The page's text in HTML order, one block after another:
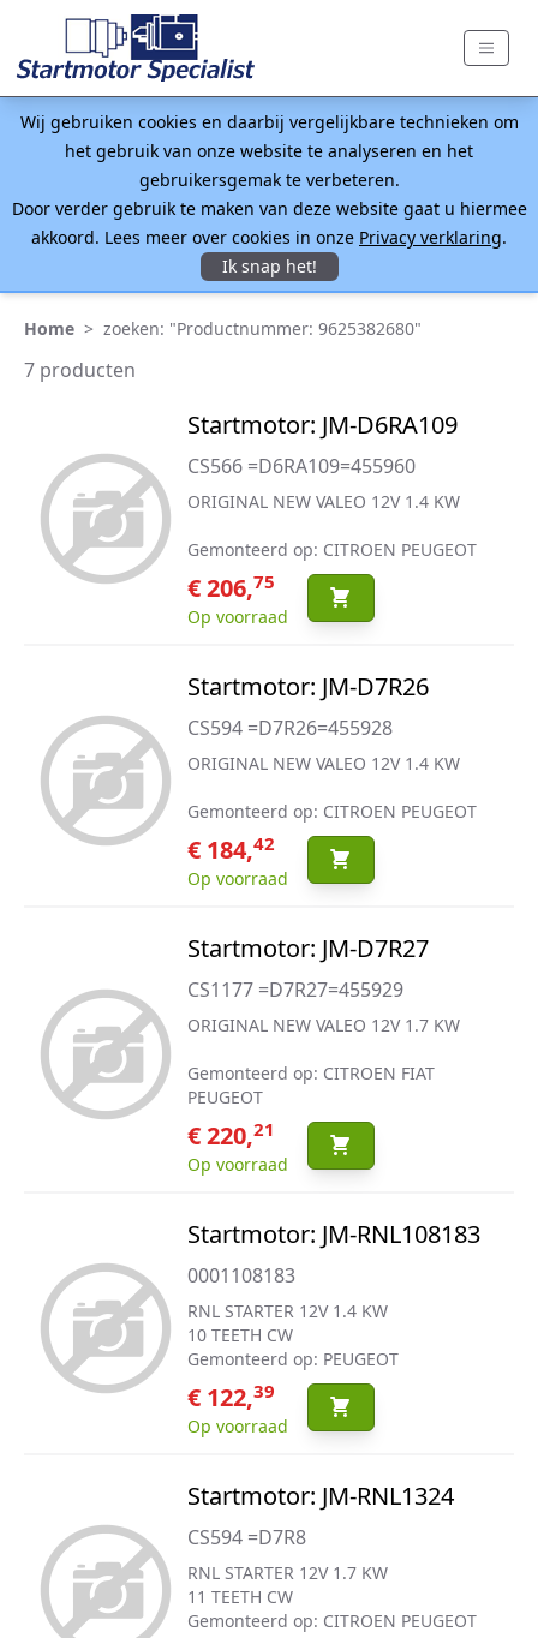
Wij gebruiken cookies en daarbij vergelijkbare technieken om
het gebruik van onze website te analyseren en het
gebruikersgemak te verbeteren.
Door verder gebruik te maken van deze website gaat u hiermee
akkoord. Lees meer over cookies in onze Privacy verklaring.
Ik snap het!
Home > zoeken: "Productnummer: 9625382680"
7 producten
Startmotor: JM-D6RA109
CS566 =D6RA109=455960
ORIGINAL NEW VALEO 12V 1.4 KW
Gemonteerd op: CITROEN PEUGEOT
€ 206,75
Op voorraad
Startmotor: JM-D7R26
CS594 =D7R26=455928
ORIGINAL NEW VALEO 12V 1.4 KW
Gemonteerd op: CITROEN PEUGEOT
€ 184,42
Op voorraad
Startmotor: JM-D7R27
CS1177 =D7R27=455929
ORIGINAL NEW VALEO 12V 1.7 KW
Gemonteerd op: CITROEN FIAT
PEUGEOT
€ 220,21
Op voorraad
Startmotor: JM-RNL108183
0001108183
RNL STARTER 12V 1.4 KW
10 TEETH CW
Gemonteerd op: PEUGEOT
€ 122,39
Op voorraad
Startmotor: JM-RNL1324
CS594 =D7R8
RNL STARTER 12V 1.7 KW
11 TEETH CW
Gemonteerd op: CITROEN PEUGEOT